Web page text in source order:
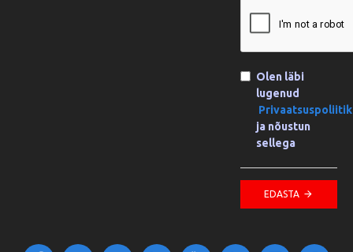
Olen läbi
lugenud
ja nõustun
sellega
EDASTA